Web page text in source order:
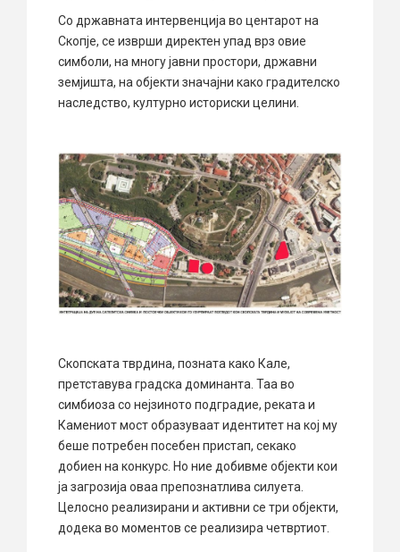
Со државната интервенција во центарот на
Скопје, се изврши директен упад врз овие
симболи, на многу јавни простори, државни
земјишта, на објекти значајни како градителско
наследство, културно историски целини.
Скопската тврдина, позната како Кале,
претставува градска доминанта. Таа во
симбиоза со нејзиното подградие, реката и
Камениот мост образуваат идентитет на кој му
беше потребен посебен пристап, секако
добиен на конкурс. Но ние добивме објекти кои
ја загрозија оваа препознатлива силуета.
Целосно реализирани и активни се три објекти,
додека во моментов се реализира четвртиот.